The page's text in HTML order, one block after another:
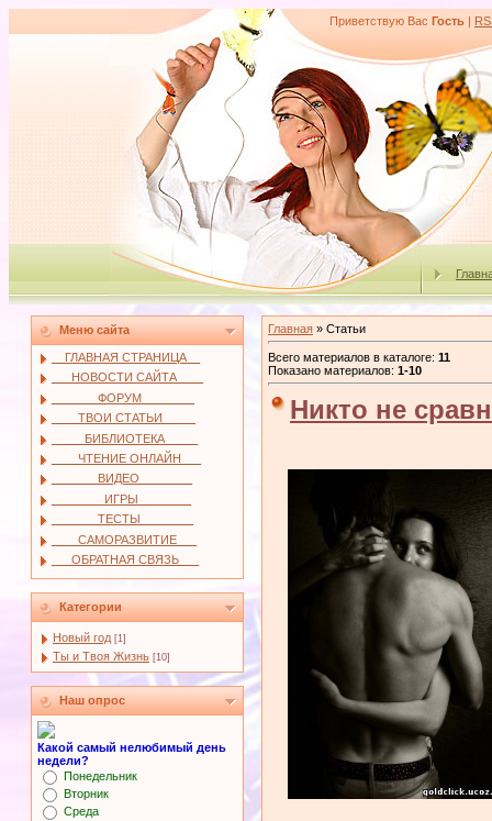
Приветствую Вас Гость |
Меню сайта
__ГЛАВНАЯ СТРАНИЦА__
___НОВОСТИ САЙТА____
_______ФОРУМ________
____ТВОИ СТАТЬИ_____
_____БИБЛИОТЕКА_____
____ЧТЕНИЕ ОНЛАЙН___
_______ВИДЕО________
________ИГРЫ________
_______ТЕСТЫ________
____САМОРАЗВИТИЕ___
___ОБРАТНАЯ СВЯЗЬ___
Категории
Новый год [1]
Ты и Твоя Жизнь [10]
Наш опрос
Какой самый нелюбимый день
недели?
Понедельник
Вторник
Среда
Главная » Статьи
Всего материалов в каталоге: 11
Показано материалов: 1-10
Никто не